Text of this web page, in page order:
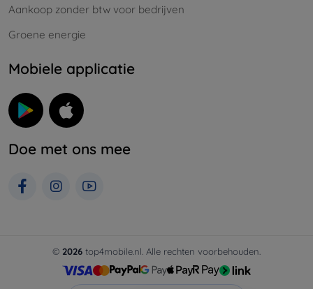
Aankoop zonder btw voor bedrijven
Groene energie
Mobiele applicatie
Doe met ons mee
© 2026 top4mobile.nl. Alle rechten voorbehouden.